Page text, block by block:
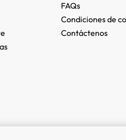
FAQs
Condiciones de
Contáctenos